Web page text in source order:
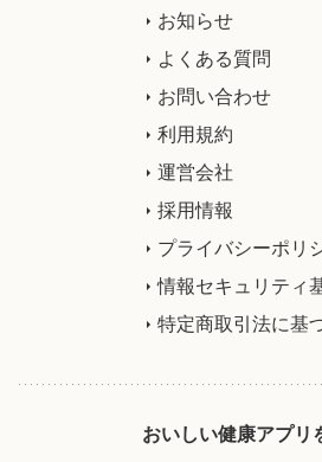
お知らせ
よくある質問
お問い合わせ
利用規約
運営会社
採用情報
プライバシーポリ
情報セキュリティ
特定商取引法に基
おいしい健康アプリ